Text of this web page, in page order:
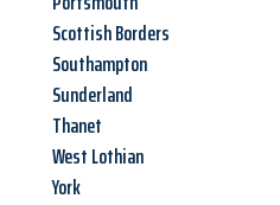
Scottish Borders
Southampton
Sunderland
Thanet
West Lothian
York